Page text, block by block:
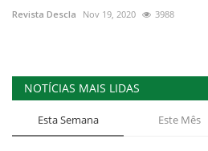
Revista Descla Nov 19, 2020 3988
NOTÍCIAS MAIS LIDAS
Esta Semana Este Mês